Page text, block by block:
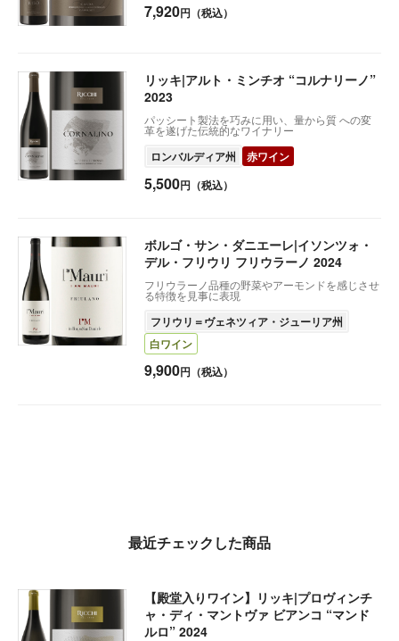
7,920円（税込）
リッキ|アルト・ミンチオ “コルナリーノ”
2023
パッシート製法を巧みに用い、量から質 への変
革を遂げた伝統的なワイナリー
ロンバルディア州 赤ワイン
5,500円（税込）
ボルゴ・サン・ダニエーレ|イソンツォ・
デル・フリウリ フリウラーノ 2024
フリウラーノ品種の野菜やアーモンドを感じさせ
る特徴を見事に表現
フリウリ＝ヴェネツィア・ジューリア州
白ワイン
9,900円（税込）
最近チェックした商品
【殿堂入りワイン】リッキ|プロヴィンチ
ャ・ディ・マントヴァ ビアンコ “マンド
ルロ” 2024